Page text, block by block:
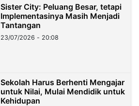
Sister City: Peluang Besar, tetapi
Implementasinya Masih Menjadi
Tantangan
23/07/2026 - 20:08
Sekolah Harus Berhenti Mengajar
untuk Nilai, Mulai Mendidik untuk
Kehidupan